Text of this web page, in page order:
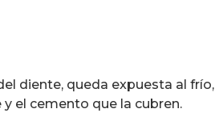
diente, queda expuesta al frío,
el cemento que la cubren.